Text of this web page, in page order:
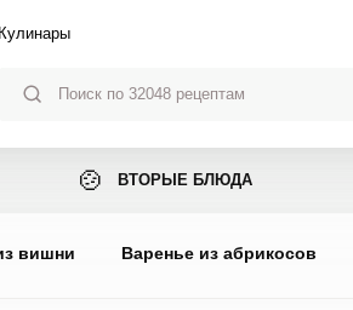
Кулинары
🍲 ВТОРЫЕ БЛЮДА
вишни Варенье из абрикосов